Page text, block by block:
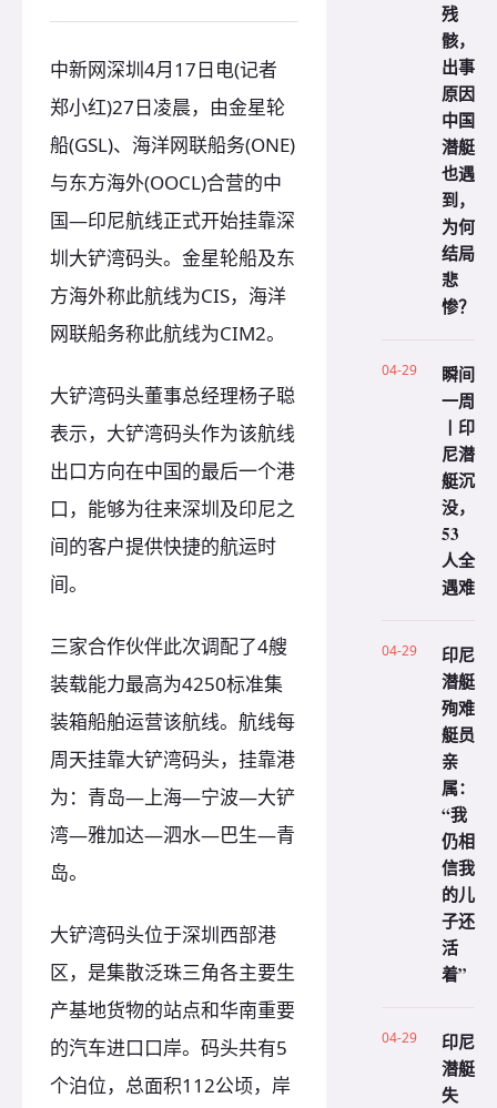
中新网深圳4月17日电(记者
郑小红)27日凌晨，由金星轮
船(GSL)、海洋网联船务(ONE)
与东方海外(OOCL)合营的中
国—印尼航线正式开始挂靠深
圳大铲湾码头。金星轮船及东
方海外称此航线为CIS，海洋
网联船务称此航线为CIM2。
大铲湾码头董事总经理杨子聪
表示，大铲湾码头作为该航线
出口方向在中国的最后一个港
口，能够为往来深圳及印尼之
间的客户提供快捷的航运时
间。
三家合作伙伴此次调配了4艘
装载能力最高为4250标准集
装箱船舶运营该航线。航线每
周天挂靠大铲湾码头，挂靠港
为：青岛—上海—宁波—大铲
湾—雅加达—泗水—巴生—青
岛。
大铲湾码头位于深圳西部港
区，是集散泛珠三角各主要生
产基地货物的站点和华南重要
的汽车进口口岸。码头共有5
个泊位，总面积112公顷，岸
残
骸，
出事
原因
中国
潜艇
也遇
到，
为何
结局
悲
惨？
04-29
瞬间
一周
丨印
尼潜
艇沉
没，
53
人全
遇难
04-29
印尼
潜艇
殉难
艇员
亲
属：
“我
仍相
信我
的儿
子还
活
着”
04-29
印尼
潜艇
失